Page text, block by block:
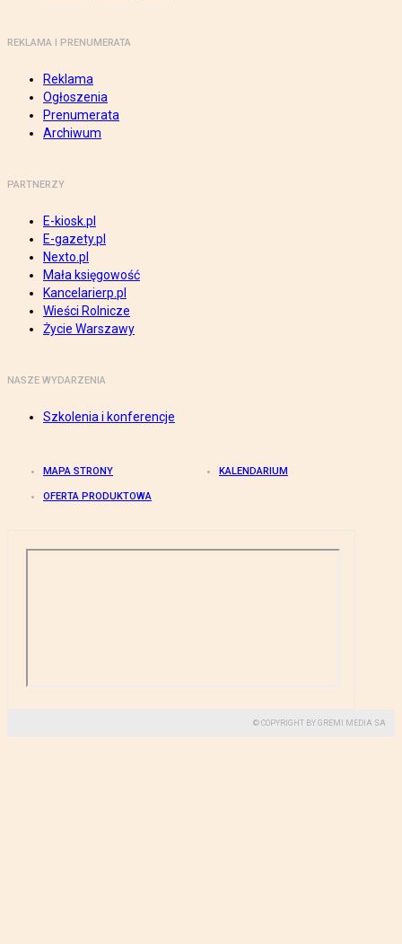
REKLAMA I PRENUMERATA
Reklama
Ogłoszenia
Prenumerata
Archiwum
PARTNERZY
E-kiosk.pl
E-gazety.pl
Nexto.pl
Mała księgowość
Kancelarierp.pl
Wieści Rolnicze
Życie Warszawy
NASZE WYDARZENIA
Szkolenia i konferencje
MAPA STRONY KALENDARIUM
OFERTA PRODUKTOWA
© COPYRIGHT BY GREMI MEDIA SA